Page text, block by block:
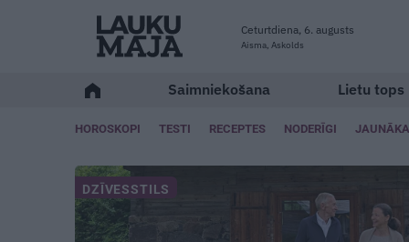
Ceturtdiena, 6. augusts
Aisma, Askolds
Saimniekošana Lietu tops
HOROSKOPI TESTI RECEPTES NODERĪGI
DZĪVESSTILS